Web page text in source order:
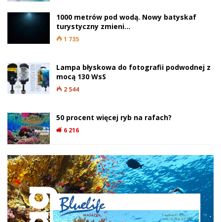
1000 metrów pod wodą. Nowy batyskaf
turystyczny zmieni…
1 735
Lampa błyskowa do fotografii podwodnej z
mocą 130 WsS
2 544
50 procent więcej ryb na rafach?
6 216